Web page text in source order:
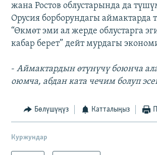
жана Ростов облустарында да
Орусия борборундагы
“Өкмөт эми ал жерде облустарга
кабар берет” дейт мурдагы
-Аймактардын өтүнүчү боюнча
оюмча, абдан ката чечим болуп
Бөлүшүңүз Катталыңыз
Куржундар